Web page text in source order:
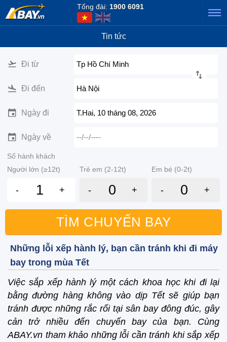
Tổng đài: 1900 6091
Tin tức
Đi từ Tp Hồ Chí Minh
Đi đến Hà Nội
Ngày đi T.Hai, 10 tháng 08, 2026
Ngày về --/--/----
Số hành khách
Người lớn (≥12t)
Trẻ em (2-12t) Em bé (0-2t)
- + - + - +
TÌM CHUYẾN BAY
Những lỗi xếp hành lý, bạn cần tránh khi đi máy
bay trong mùa Tết
Việc sắp xếp hành lý một cách khoa học khi đi lại
bằng đường hàng không vào dịp Tết sẽ giúp bạn
tránh được những rắc rối tại sân bay đông đúc, gây
cản trở nhiều đến chuyến bay của bạn. Cùng
ABAY.vn tham khảo những lỗi cần tránh khi sắp xếp